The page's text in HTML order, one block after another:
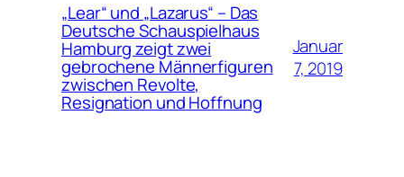
„Lear“ und „Lazarus“ – Das
Deutsche Schauspielhaus
Hamburg zeigt zwei
gebrochene Männerfiguren
zwischen Revolte,
Resignation und Hoffnung
Januar
7, 2019